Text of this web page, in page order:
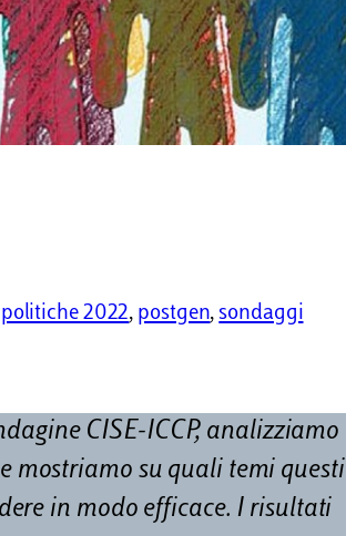
politiche 2022, postgen, sondaggi
CISE-ICCP, analizziamo
mostriamo su quali temi questi
in modo efficace. I risultati